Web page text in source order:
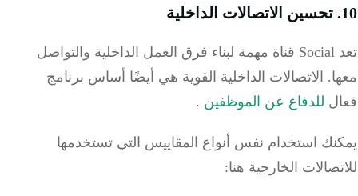
تعد Social قناة مهمة لبناء فرق العمل الداخلية والتواصل
الاتصالات الداخلية القوية هي أيضًا أساس برنامج
للدفاع عن الموظفين.
استخدام نفس أنواع المقاييس التي تستخدمها
الخارجية هنا: